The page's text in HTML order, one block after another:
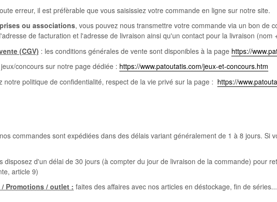
erreur, il est préfèrable que vous saisissiez votre commande en ligne sur notre site.
ou associations, vous pouvez nous transmettre votre commande via un bon de
de facturation et l'adresse de livraison ainsi qu'un contact pour la livraison (nom
(CGV) : les conditions générales de vente sont disponibles à la page https://
concours sur notre page dédiée : https://www.patoutatis.com/jeux-et-concours.htm
notre politique de confidentialité, respect de la vie privé sur la page : https://
commandes sont expédiées dans des délais variant généralement de 1 à 8 jours.
disposez d'un délai de 30 jours (à compter du jour de livraison de la commande) pour
article 9)
Promotions / outlet : faites des affaires avec nos articles en déstockage, fin de